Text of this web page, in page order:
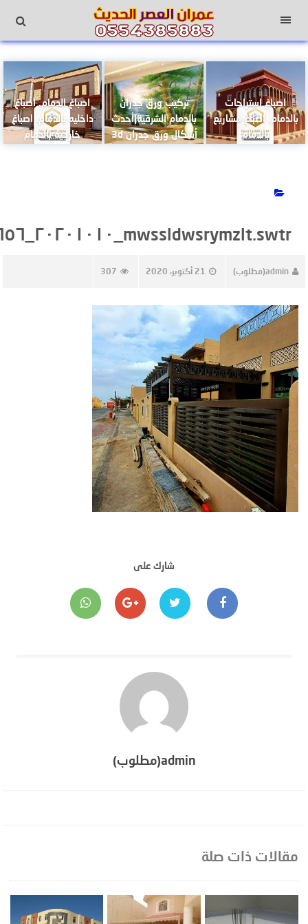
القائمة
اصباغ استراحات
بالدمام. اصباغ مشاريع
بالدمام
تركيب ورق جدران
بالدمام الشرقية|أحدث
أشكال ورق جدران 3d
اصباغ الدمام. اصباغ
داخليه بالدمام. اصباغ
خارجيه بالدمام
mwssldwsrymzlt.swtr_٢٠٢٠١٠١٠_١٥٢٦٥٦_1
admin(مطلوب) 21 أكتوبر، 2020 307
شارك على
admin(مطلوب)
مقالات ذات صلة